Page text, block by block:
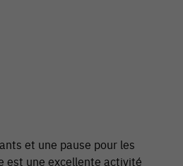
et une pause pour les
est une excellente activité